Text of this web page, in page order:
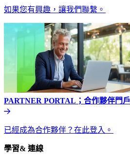
如果您有興趣，讓我們聯繫。​​
PARTNER PORTAL；合作夥伴門戶​​
已經成為合作夥伴？在此登入。​​
學習& 連線​​